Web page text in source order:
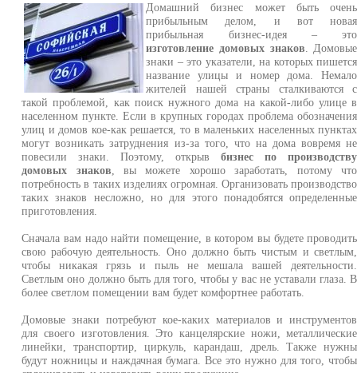
Домашний бизнес может быть очень
прибыльным делом, и вот новая
прибыльная бизнес-идея – это
изготовление домовых знаков . Домовые
знаки – это указатели, на которых пишется
название улицы и номер дома. Немало
жителей нашей страны сталкиваются с
такой проблемой, как поиск нужного дома на какой-либо улице в
населенном пункте. Если в крупных городах проблема обозначения
улиц и домов кое-как решается, то в маленьких населенных пунктах
могут возникать затруднения из-за того, что на дома вовремя не
повесили знаки. Поэтому, открывбизнес по производству
домовых знаков , вы можете хорошо заработать, потому что
потребность в таких изделиях огромная. Организовать производство
таких знаков несложно, но для этого понадобятся определенные
приготовления.
Сначала вам надо найти помещение, в котором вы будете проводить
свою рабочую деятельность. Оно должно быть чистым и светлым,
чтобы никакая грязь и пыль не мешала вашей деятельности.
Светлым оно должно быть для того, чтобы у вас не уставали глаза. В
более светлом помещении вам будет комфортнее работать.
Домовые знаки потребуют кое-каких материалов и инструментов
для своего изготовления. Это канцелярские ножи, металлические
линейки, транспортир, циркуль, карандаш, дрель. Также нужны
будут ножницы и наждачная бумага. Все это нужно для того, чтобы